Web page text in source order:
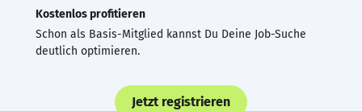
Kostenlos profitieren
Schon als Basis-Mitglied kannst Du Deine Job-Suche
deutlich optimieren.
Jetzt registrieren